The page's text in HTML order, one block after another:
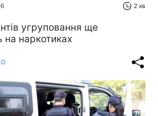
2 хв
угруповання ще
наркотиках